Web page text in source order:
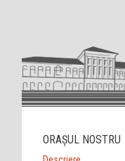
ORAȘUL NOSTRU